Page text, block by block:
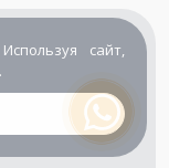
сайт,